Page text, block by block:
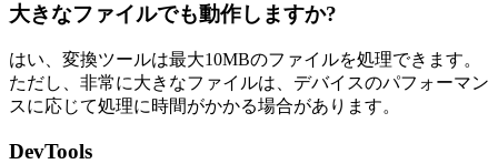
大きなファイルでも動作しますか?
はい、変換ツールは最大10MBのファイルを処理できます。
ただし、非常に大きなファイルは、デバイスのパフォーマン
スに応じて処理に時間がかかる場合があります。
DevTools